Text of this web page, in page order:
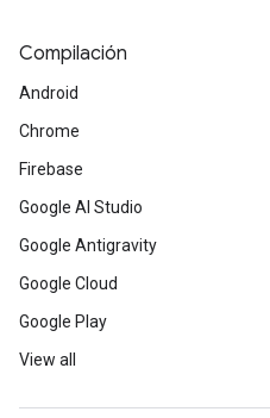
Compilación
Android
Chrome
Firebase
Google AI Studio
Google Antigravity
Google Cloud
Google Play
View all